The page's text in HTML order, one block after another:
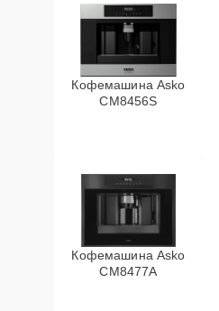
Кофемашина Asko
CM8456S
Кофемашина Asko
СМ8477А